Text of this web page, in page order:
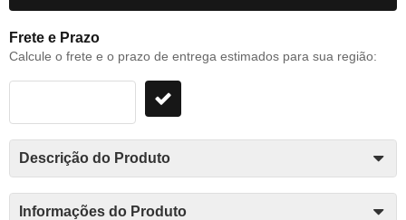
Frete e Prazo
Calcule o frete e o prazo de entrega estimados para sua região:
Descrição do Produto
Informações do Produto